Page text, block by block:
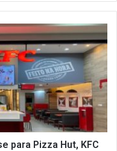
para Pizza Hut, KFC